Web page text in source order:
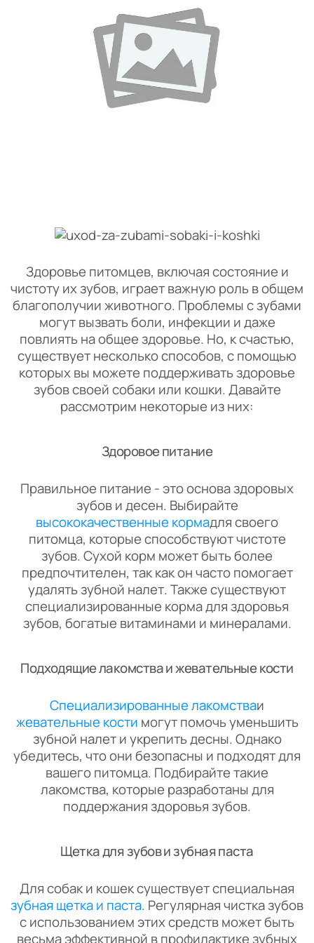
Здоровье питомцев, включая состояние и
чистоту их зубов, играет важную роль в общем
благополучии животного. Проблемы с зубами
могут вызвать боли, инфекции и даже
повлиять на общее здоровье. Но, к счастью,
существует несколько способов, с помощью
которых вы можете поддерживать здоровье
зубов своей собаки или кошки. Давайте
рассмотрим некоторые из них:
Здоровое питание
Правильное питание - это основа здоровых
зубов и десен. Выбирайте
высококачественные кормадля своего
питомца, которые способствуют чистоте
зубов. Сухой корм может быть более
предпочтителен, так как он часто помогает
удалять зубной налет. Также существуют
специализированные корма для здоровья
зубов, богатые витаминами и минералами.
Подходящие лакомства и жевательные кости
Специализированные лакомстваи
жевательные кости могут помочь уменьшить
зубной налет и укрепить десны. Однако
убедитесь, что они безопасны и подходят для
вашего питомца. Подбирайте такие
лакомства, которые разработаны для
поддержания здоровья зубов.
Щетка для зубов и зубная паста
Для собак и кошек существует специальная
зубная щетка и паста. Регулярная чистка зубов
с использованием этих средств может быть
весьма эффективной в профилактике зубных